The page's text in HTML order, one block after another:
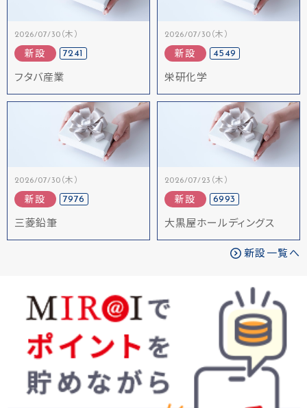
2026/07/30（木）
新設 7241
フタバ産業
2026/07/30（木）
新設 4549
栄研化学
2026/07/30（木）
新設 7976
三菱鉛筆
2026/07/23（木）
新設 6993
大黒屋ホールディングス
新設一覧へ